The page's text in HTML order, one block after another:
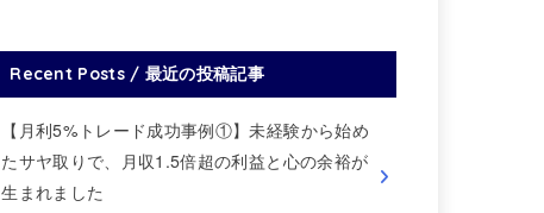
Recent Posts / 最近の投稿記事
【月利5%トレード成功事例①】未経験から始め
たサヤ取りで、月収1.5倍超の利益と心の余裕が
生まれました